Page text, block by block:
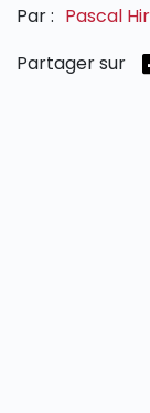
Par : Pascal
Partager sur